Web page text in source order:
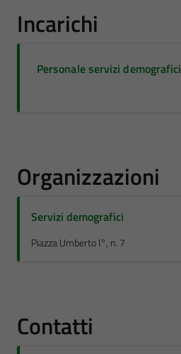
Incarichi
Personale servizi demografici
Organizzazioni
Servizi demografici
Piazza Umberto I°, n. 7
Contatti